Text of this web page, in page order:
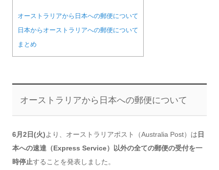
オーストラリアから日本への郵便について
日本からオーストラリアへの郵便について
まとめ
オーストラリアから日本への郵便について
6月2日(火)より、オーストラリアポスト（Australia Post）は 日
本への速達（Express Service）以外の全ての郵便の受付を一
時停止することを発表しました。